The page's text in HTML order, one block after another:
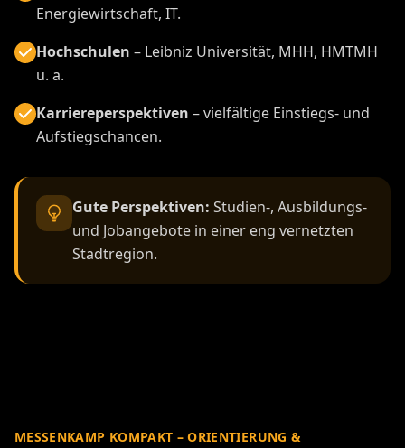
Energiewirtschaft, IT.
Hochschulen – Leibniz Universität, MHH, HMTMH
u. a.
Karriereperspektiven – vielfältige Einstiegs- und
Aufstiegschancen.
Gute Perspektiven: Studien-, Ausbildungs-
und Jobangebote in einer eng vernetzten
Stadtregion.
MESSENKAMP KOMPAKT – ORIENTIERUNG &